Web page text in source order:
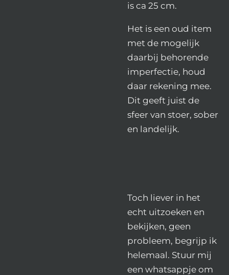
is ca 25 cm.
Het is een oud item
met de mogelijk
daarbij behorende
imperfectie, houd
daar rekening mee.
Dit geeft juist de
sfeer van stoer, sober
en landelijk.
Toch liever in het
echt uitzoeken en
bekijken, geen
probleem, begrijp ik
helemaal. Stuur mij
een whatsappje om